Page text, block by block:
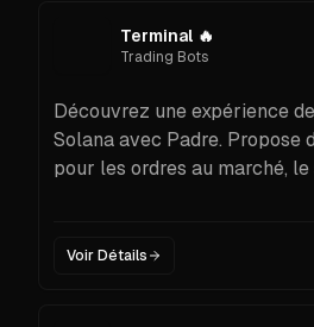
Terminal 🔥
Trading Bots
Découvrez une expérience
Solana avec Padre. Propose
pour les ordres au marché,
Voir Détails